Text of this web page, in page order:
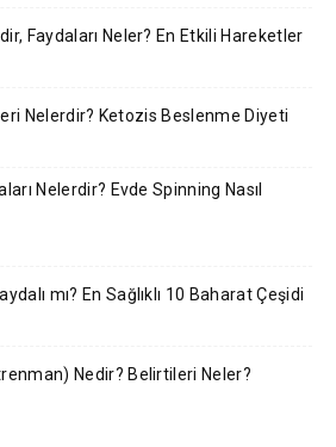
Faydaları Neler? En Etkili Hareketler
Nelerdir? Ketozis Beslenme Diyeti
Nelerdir? Evde Spinning Nasıl
mı? En Sağlıklı 10 Baharat Çeşidi
Nedir? Belirtileri Neler?